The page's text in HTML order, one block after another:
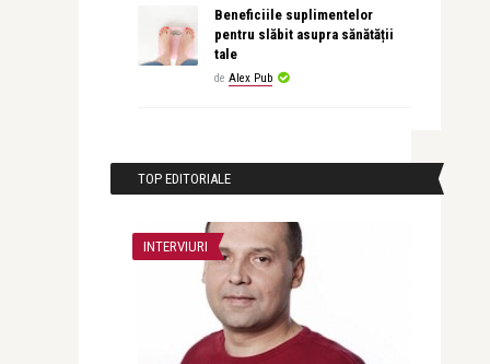
Beneficiile suplimentelor
pentru slăbit asupra sănătății
tale
de Alex Pub
TOP EDITORIALE
INTERVIURI